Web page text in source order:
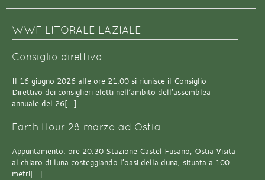
WWF LITORALE LAZIALE
Consiglio direttivo
Il 16 giugno 2026 alle ore 21.00 si riunisce il Consiglio
Direttivo dei consiglieri eletti nell’ambito dell’assemblea
annuale del 26[…]
Earth Hour 28 marzo ad Ostia
Appuntamento: ore 20.30 Stazione Castel Fusano, Ostia Visita
al chiaro di luna costeggiando l’oasi della duna, situata a 100
metri[…]